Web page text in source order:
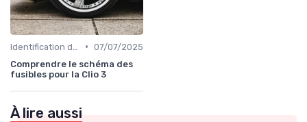
• 07/07/2025
Comprendre le schéma des
fusibles pour la Clio 3
À lire aussi